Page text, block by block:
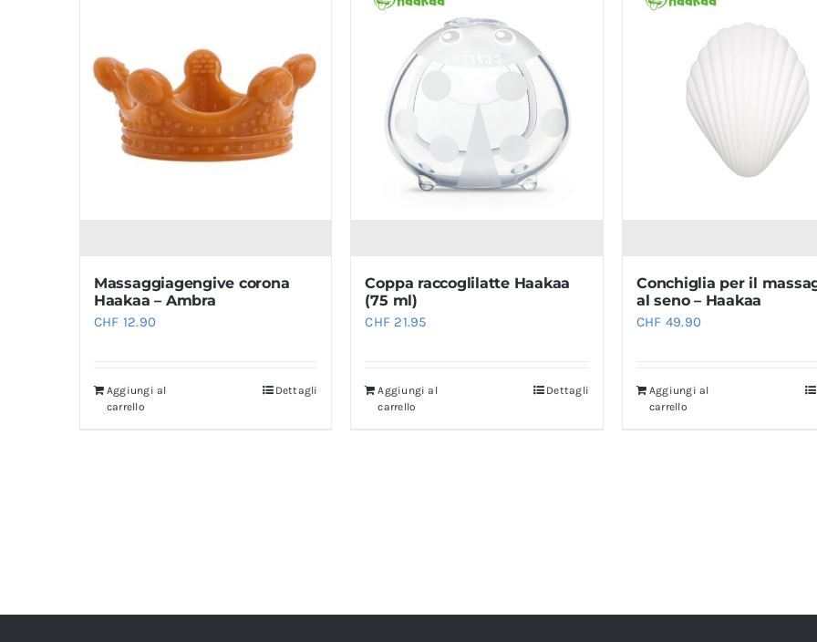
Massaggiagengive corona
Haakaa – Ambra
CHF 12.90
Aggiungi al
carrello
Dettagli
Coppa raccoglilatte Haakaa
(75 ml)
CHF 21.95
Aggiungi al
carrello
Dettagli
Conchiglia per il
al seno – Haakaa
CHF 49.90
Aggiungi al
carrello